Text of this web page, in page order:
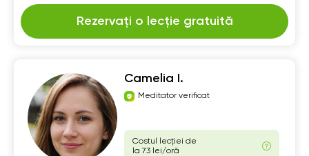
Rezervați o lecție gratuită
Camelia I.
Meditator verificat
Costul lecției de
la 73 lei/oră